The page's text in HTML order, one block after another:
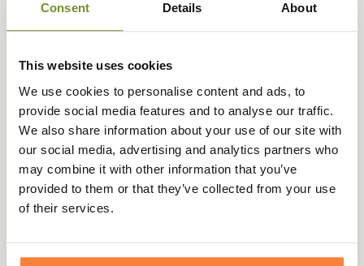
Consent Details About
This website uses cookies
We use cookies to personalise content and ads, to
provide social media features and to analyse our traffic.
We also share information about your use of our site with
our social media, advertising and analytics partners who
may combine it with other information that you’ve
provided to them or that they’ve collected from your use
of their services.
Description
Dubarry vous propose un imperméabilisant pour cuir
pour vos bottes et chaussures préférées.
Utilisation : nettoyer tout d'abord vos chaussures/bottes
avec une brosse douce et de l'eau, vous pouvez ensuite
utiliser le nettoyant (réf:1246) de Dubarry pour plus
appliquer le spray imperméabilisant à l'aide d'un chiffon,